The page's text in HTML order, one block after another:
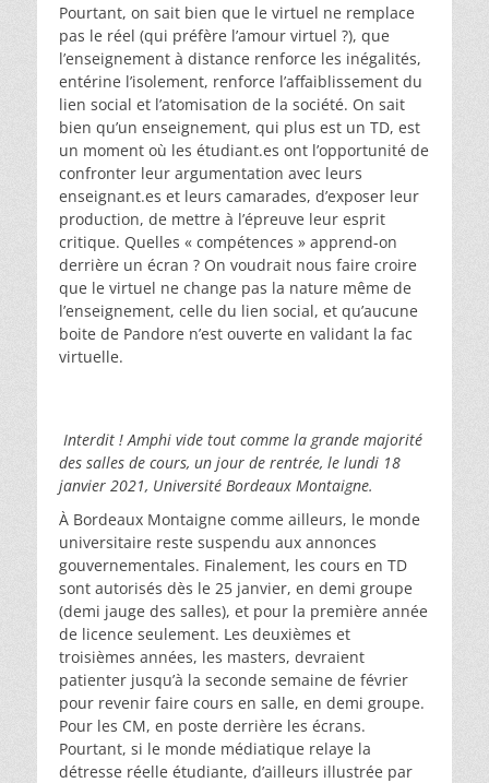
Pourtant, on sait bien que le virtuel ne remplace
pas le réel (qui préfère l’amour virtuel ?), que
l’enseignement à distance renforce les inégalités,
entérine l’isolement, renforce l’affaiblissement du
lien social et l’atomisation de la société. On sait
bien qu’un enseignement, qui plus est un TD, est
un moment où les étudiant.es ont l’opportunité de
confronter leur argumentation avec leurs
enseignant.es et leurs camarades, d’exposer leur
production, de mettre à l’épreuve leur esprit
critique. Quelles « compétences » apprend-on
derrière un écran ? On voudrait nous faire croire
que le virtuel ne change pas la nature même de
l’enseignement, celle du lien social, et qu’aucune
boite de Pandore n’est ouverte en validant la fac
virtuelle.
Interdit ! Amphi vide tout comme la grande majorité
des salles de cours, un jour de rentrée, le lundi 18
janvier 2021, Université Bordeaux Montaigne.
À Bordeaux Montaigne comme ailleurs, le monde
universitaire reste suspendu aux annonces
gouvernementales. Finalement, les cours en TD
sont autorisés dès le 25 janvier, en demi groupe
(demi jauge des salles), et pour la première année
de licence seulement. Les deuxièmes et
troisièmes années, les masters, devraient
patienter jusqu’à la seconde semaine de février
pour revenir faire cours en salle, en demi groupe.
Pour les CM, en poste derrière les écrans.
Pourtant, si le monde médiatique relaye la
détresse réelle étudiante, d’ailleurs illustrée par